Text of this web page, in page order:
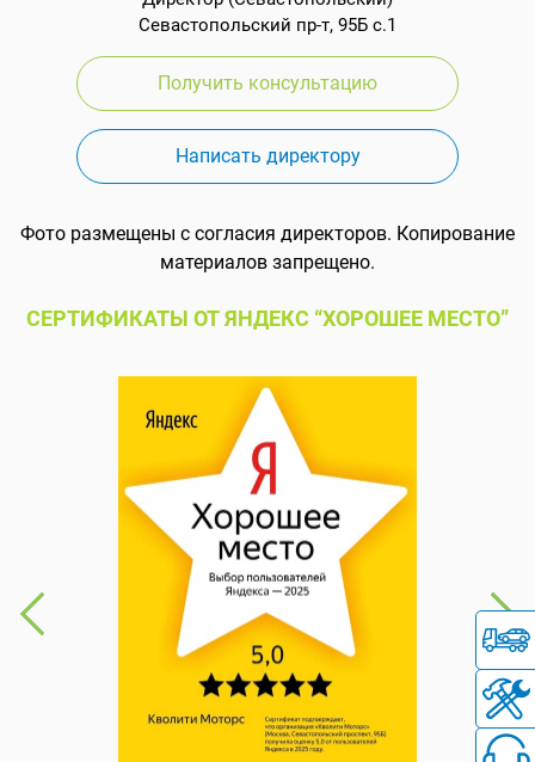
Севастопольский пр-т, 95Б с.1
Получить консультацию
Написать директору
Фото размещены с согласия директоров. Копирование
материалов запрещено.
СЕРТИФИКАТЫ ОТ ЯНДЕКС “ХОРОШЕЕ МЕСТО”